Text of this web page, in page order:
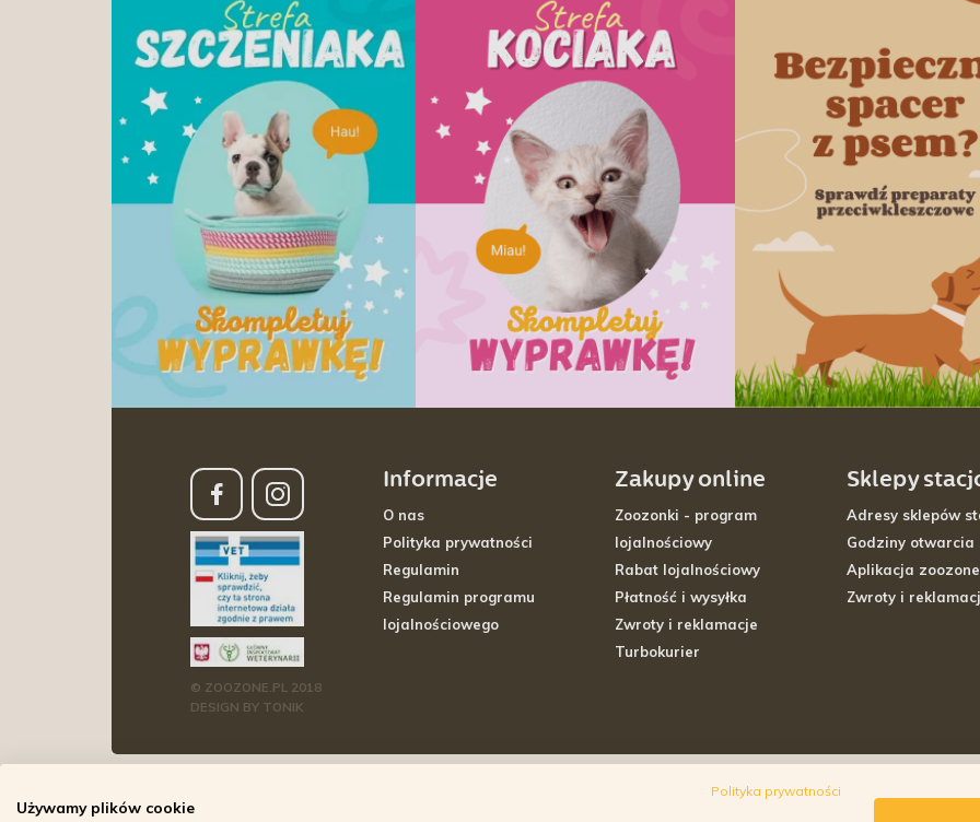
© ZOOZONE.PL 2018
DESIGN BY TONIK
Informacje
O nas
Polityka prywatności
Regulamin
Regulamin programu
lojalnościowego
Zakupy online
Zoozonki - program
lojalnościowy
Rabat lojalnościowy
Płatność i wysyłka
Zwroty i reklamacje
Turbokurier
Sklepy
Adresy sklepów
Godziny otwarcia
Aplikacja
Zwroty i
Polityka prywatności
Używamy plików cookie